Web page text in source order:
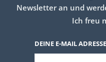
Newsletter an und
Ich freu
DEINE E-MAIL ADRESSE